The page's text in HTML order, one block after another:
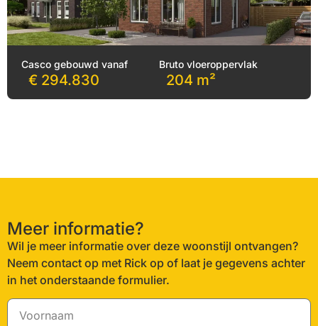
Casco gebouwd vanaf
€ 294.830
Bruto vloeroppervlak
204 m²
Meer informatie?
Wil je meer informatie over deze woonstijl ontvangen?
Neem contact op met Rick op of laat je gegevens achter
in het onderstaande formulier.